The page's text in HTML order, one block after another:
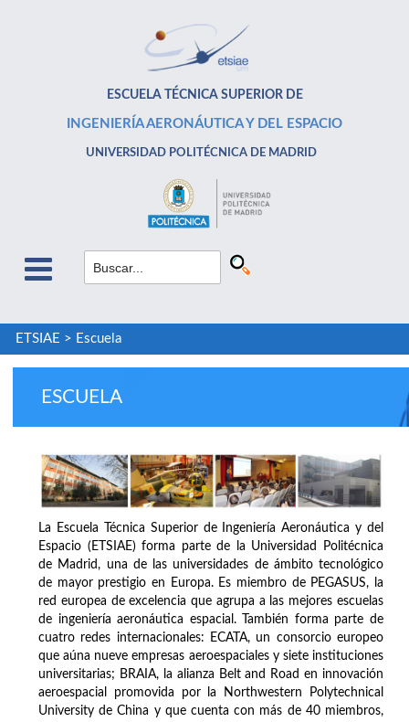
ESCUELA TÉCNICA SUPERIOR DE
INGENIERÍA AERONÁUTICA Y DEL ESPACIO
UNIVERSIDAD POLITÉCNICA DE MADRID
ETSIAE > Escuela
ESCUELA
La Escuela Técnica Superior de Ingeniería Aeronáutica y del
Espacio (ETSIAE) forma parte de la Universidad Politécnica
de Madrid, una de las universidades de ámbito tecnológico
de mayor prestigio en Europa. Es miembro de PEGASUS, la
red europea de excelencia que agrupa a las mejores escuelas
de ingeniería aeronáutica espacial. También forma parte de
cuatro redes internacionales: ECATA, un consorcio europeo
que aúna nueve empresas aeroespaciales y siete instituciones
universitarias; BRAIA, la alianza Belt and Road en innovación
aeroespacial promovida por la Northwestern Polytechnical
University de China y que cuenta con más de 40 miembros,